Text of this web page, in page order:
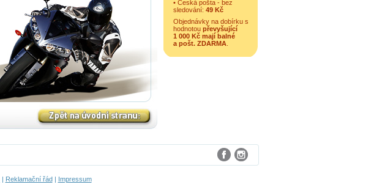
• Česká pošta - bez
sledování: 49 Kč
Objednávky na dobírku s
hodnotou převyšující
1 000 Kč mají balné
a pošt. ZDARMA.
| Reklamační řád| Impressum